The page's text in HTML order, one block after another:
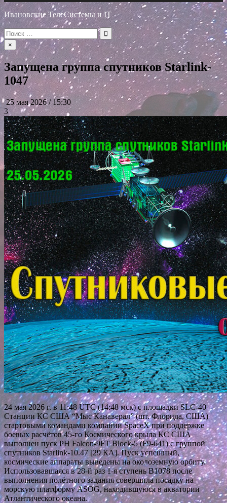
Ивановские ТелеСистемы и IT
Искать:
×
Запущена группа спутников Starlink-
1047
25 мая 2026 / 15:30
3
24 мая 2026 г. в 11:48 UTC (14:48 мск) с площадки SLC-40
Станции КС США “Мыс Канаверал” (шт. Флорида, США)
стартовыми командами компании SpaceX при поддержке
боевых расчётов 45-го Космического крыла КС США
выполнен пуск РН Falcon-9FT Block-5 (F9-641) с группой
спутников Starlink-10.47 [29 КА]. Пуск успешный,
космические аппараты выведены на околоземную орбиту.
Использовавшаяся в 28-й раз 1-я ступень В1078 после
выполнения полётного задания совершила посадку на
морскую платформу ASOG, находившуюся в акватории
Атлантического океана.